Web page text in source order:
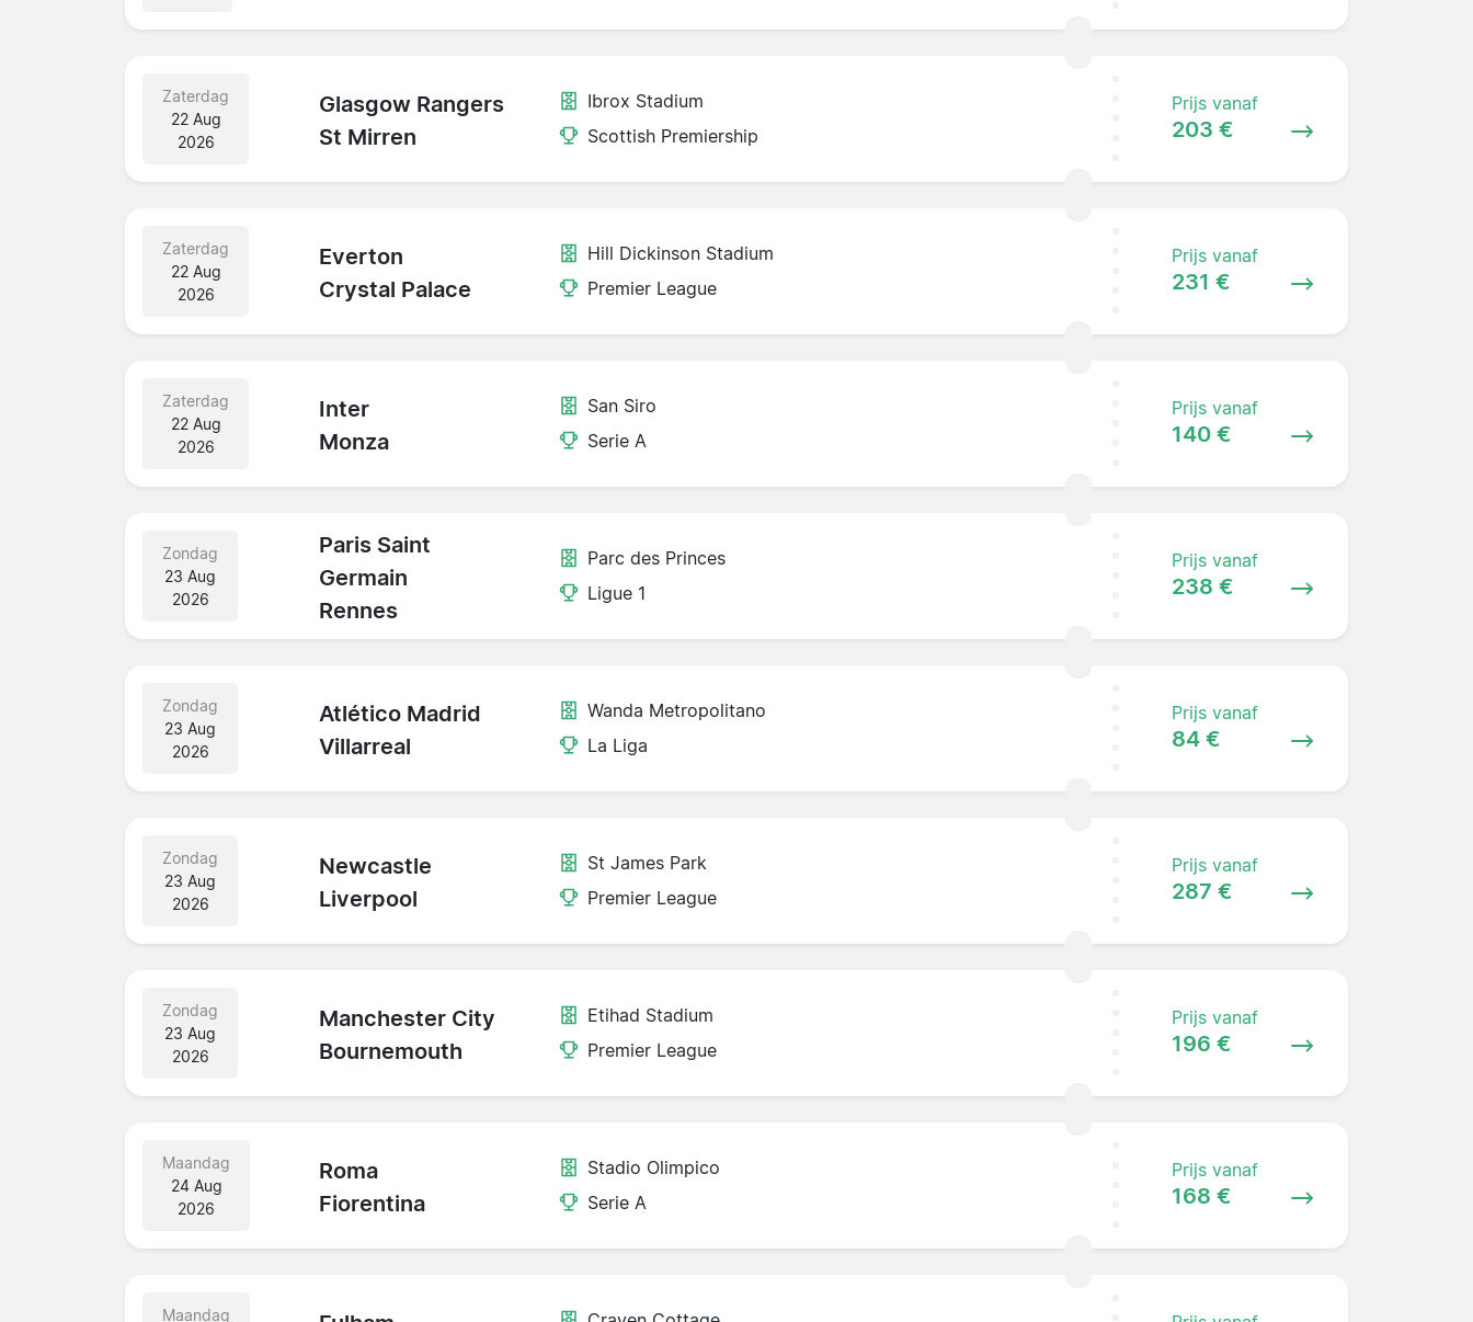
Glasgow Rangers
St Mirren
Zaterdag
22 Aug
2026
Ibrox Stadium
Scottish Premiership
Prijs vanaf
203 €
Everton
Crystal Palace
Zaterdag
22 Aug
2026
Hill Dickinson Stadium
Premier League
Prijs vanaf
231 €
Inter
Monza
Zaterdag
22 Aug
2026
San Siro
Serie A
Prijs vanaf
140 €
Paris Saint
Germain
Rennes
Zondag
23 Aug
2026
Parc des Princes
Ligue 1
Prijs vanaf
238 €
Atlético Madrid
Villarreal
Zondag
23 Aug
2026
Wanda Metropolitano
La Liga
Prijs vanaf
84 €
Newcastle
Liverpool
Zondag
23 Aug
2026
St James Park
Premier League
Prijs vanaf
287 €
Manchester City
Bournemouth
Zondag
23 Aug
2026
Etihad Stadium
Premier League
Prijs vanaf
196 €
Roma
Fiorentina
Maandag
24 Aug
2026
Stadio Olimpico
Serie A
Prijs vanaf
168 €
Maandag